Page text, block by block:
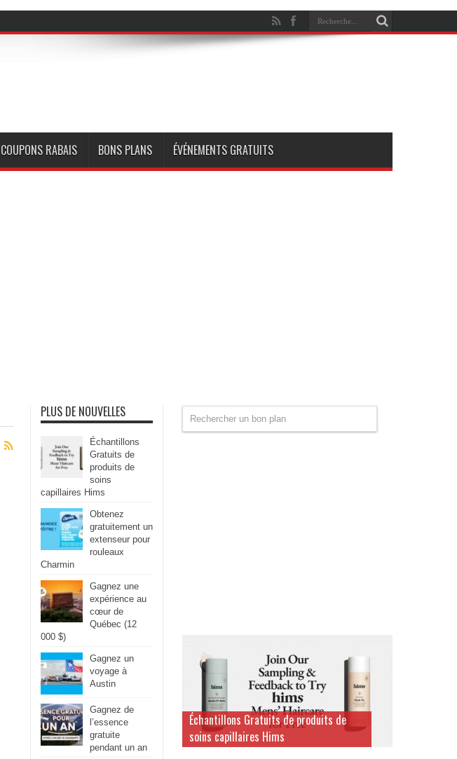
COUPONS RABAIS BONS PLANS ÉVÉNEMENTS GRATUITS
PLUS DE NOUVELLES
Échantillons
Gratuits de
produits de
soins
capillaires Hims
Obtenez
gratuitement un
extenseur pour
rouleaux
Charmin
Gagnez une
expérience au
cœur de
Québec (12
000 $)
Gagnez un
voyage à
Austin
Gagnez de
l’essence
gratuite
pendant un an
Échantillons Gratuits de produits de
soins capillaires Hims